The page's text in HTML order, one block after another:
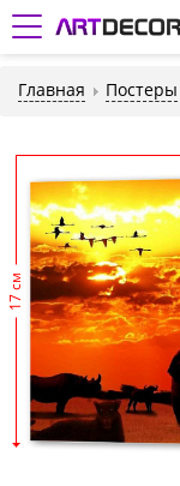
Главная Постеры
17 см